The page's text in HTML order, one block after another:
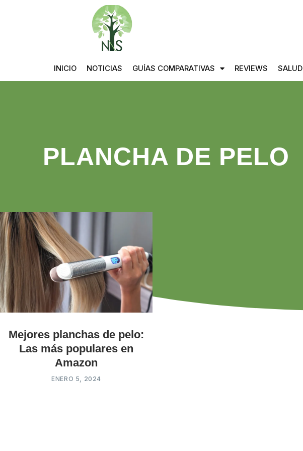
INICIO NOTICIAS GUÍAS COMPARATIVAS REVIEWS SALUD
PLANCHA DE PELO
Mejores planchas de pelo:
Las más populares en
Amazon
ENERO 5, 2024